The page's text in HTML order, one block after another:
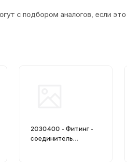
с подбором аналогов, если
2030400 - Фитинг -
соединитель